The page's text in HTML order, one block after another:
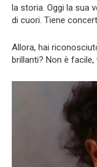
la storia. Oggi la sua
di cuori. Tiene
Allora, hai
brillanti? Non è facile,